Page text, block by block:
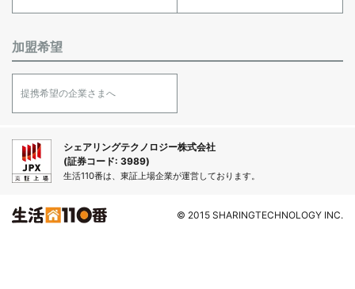
加盟希望
提携希望の企業さまへ
シェアリングテクノロジー株式会社
(証券コード: 3989)
生活110番は、東証上場企業が運営しております。
© 2015 SHARINGTECHNOLOGY INC.